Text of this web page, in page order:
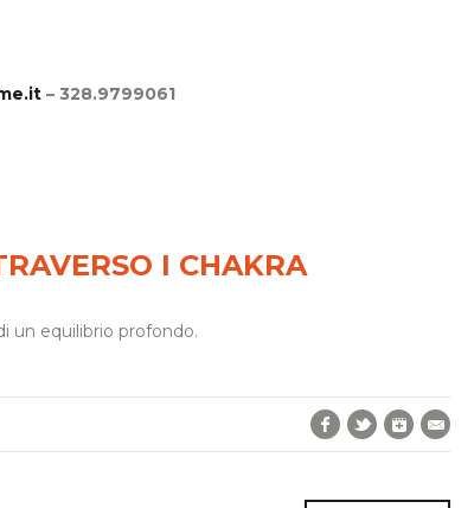
– 328.9799061
I CHAKRA
un equilibrio profondo.
Facebook
TwitterGoogle+